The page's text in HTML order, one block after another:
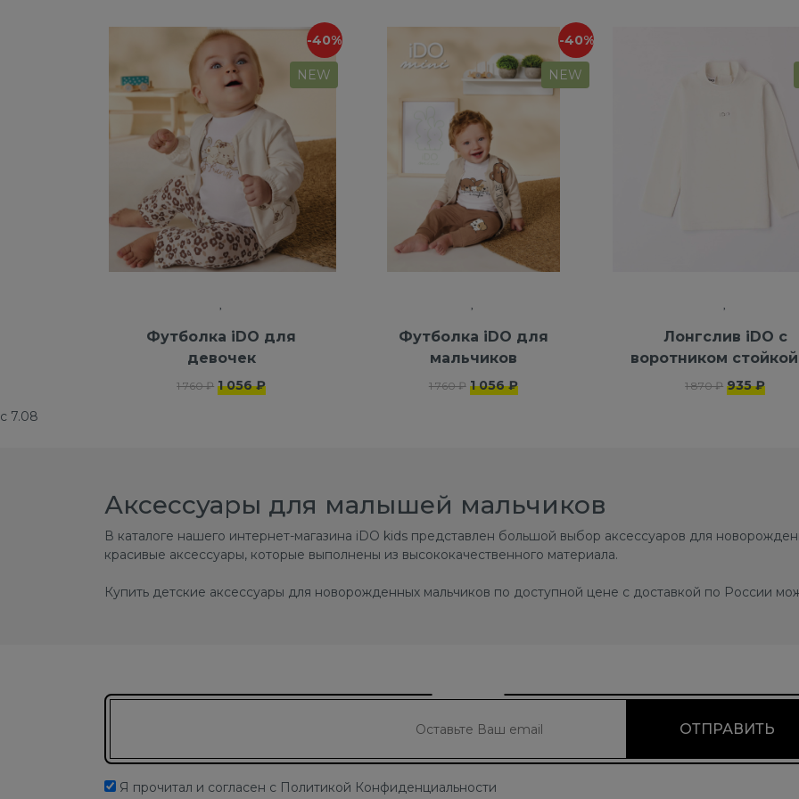
-40%
NEW
Футболка iDO для
девочек
1 760 ₽ 1 056 ₽
-40%
NEW
Футболка iDO для
мальчиков
1 760 ₽ 1 056 ₽
Лонгслив iDO с
воротником
100% хлопка
1 870 ₽ 935 ₽
с 7.08
Аксессуары для малышей мальчиков
В каталоге нашего интернет-магазина iDO kids представлен большой выбор аксессуаров для
красивые аксессуары, которые выполнены из высококачественного материала.
Купить детские аксессуары для новорожденных мальчиков по доступной цене с доставкой по России
Я прочитал и согласен с Политикой Конфиденциальности